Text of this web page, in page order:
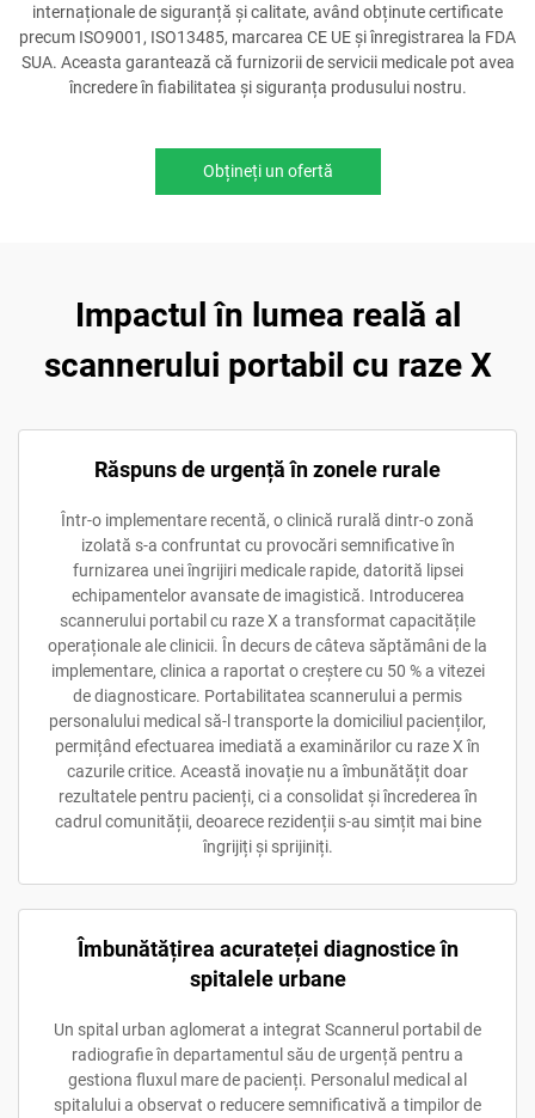
internaționale de siguranță și calitate, având obținute certificate
precum ISO9001, ISO13485, marcarea CE UE și înregistrarea la FDA
SUA. Aceasta garantează că furnizorii de servicii medicale pot avea
încredere în fiabilitatea și siguranța produsului nostru.
Obțineți un ofertă
Impactul în lumea reală al
scannerului portabil cu raze X
Răspuns de urgență în zonele rurale
Într-o implementare recentă, o clinică rurală dintr-o zonă
izolată s-a confruntat cu provocări semnificative în
furnizarea unei îngrijiri medicale rapide, datorită lipsei
echipamentelor avansate de imagistică. Introducerea
scannerului portabil cu raze X a transformat capacitățile
operaționale ale clinicii. În decurs de câteva săptămâni de la
implementare, clinica a raportat o creștere cu 50 % a vitezei
de diagnosticare. Portabilitatea scannerului a permis
personalului medical să-l transporte la domiciliul pacienților,
permițând efectuarea imediată a examinărilor cu raze X în
cazurile critice. Această inovație nu a îmbunătățit doar
rezultatele pentru pacienți, ci a consolidat și încrederea în
cadrul comunității, deoarece rezidenții s-au simțit mai bine
îngrijiți și sprijiniți.
Îmbunătățirea acurateței diagnostice în
spitalele urbane
Un spital urban aglomerat a integrat Scannerul portabil de
radiografie în departamentul său de urgență pentru a
gestiona fluxul mare de pacienți. Personalul medical al
spitalului a observat o reducere semnificativă a timpilor de